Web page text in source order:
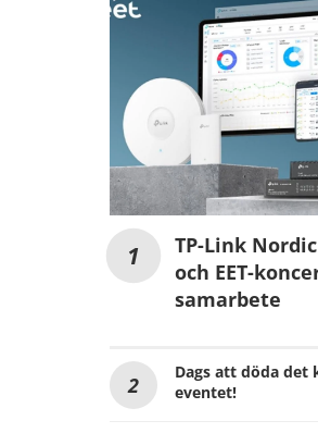
TP-Link
och EET-
samarbete
Dags att döda det
eventet!